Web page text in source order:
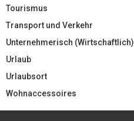
Tourismus
Transport und Verkehr
Unternehmerisch (Wirtschaftlich)
Urlaub
Urlaubsort
Wohnaccessoires